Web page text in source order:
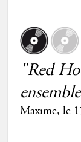
"Red
Maxime, le